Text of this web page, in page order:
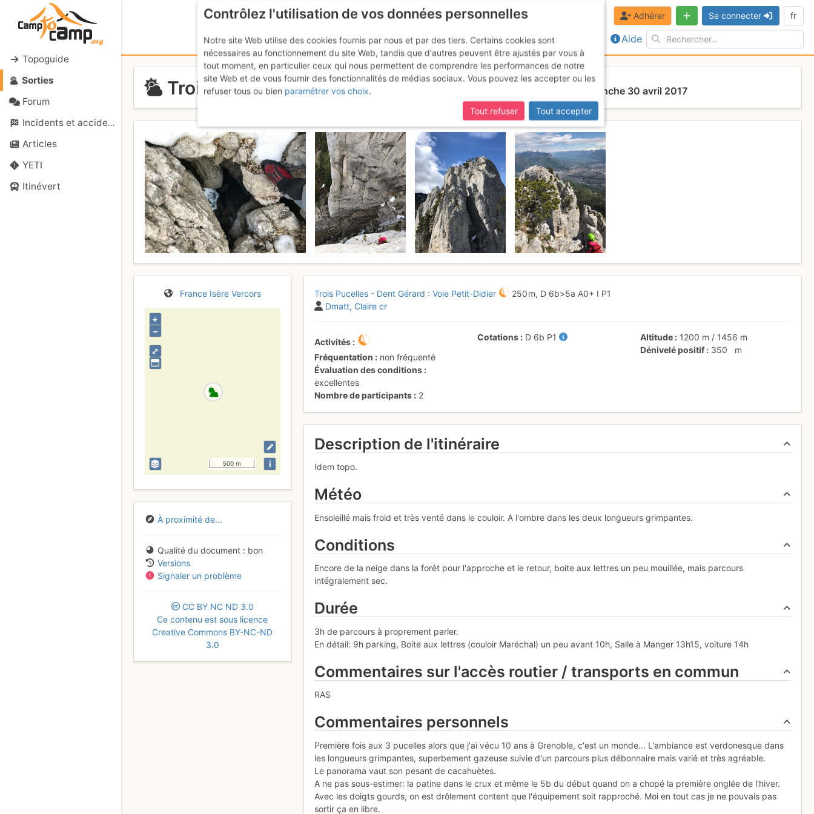
Topoguide
Sorties
Forum
Incidents et accidents
Articles
YETI
Itinévert
Aide
Adhérer Se connecter fr
Trois Pucelles : Dent Gérard - Voie Petit-Didier Dimanche 30 avril 2017
France Isère Vercors
⤢
+
–
500 m i
À proximité de...
Qualité du document
bon
Versions
Signaler un problème
CC BY NC ND 3.0
Ce contenu est sous licence
Creative Commons BY-NC-ND
3.0
Trois Pucelles - Dent Gérard : Voie Petit-Didier 250 m, D 6b>5a A0+ I P1
Dmatt Claire cr
Activités
Fréquentation
non fréquenté
Évaluation des conditions
excellentes
Nombre de participants
2
Cotations D 6b P1 Altitude 1200 m / 1456 m
Dénivelé positif
350 m
Description de l'itinéraire
Idem topo.
Météo
Ensoleillé mais froid et très venté dans le couloir. A l'ombre dans les deux longueurs grimpantes.
Conditions
Encore de la neige dans la forêt pour l'approche et le retour, boite aux lettres un peu mouillée, mais parcours
intégralement sec.
Durée
3h de parcours à proprement parler.
En détail: 9h parking, Boite aux lettres (couloir Maréchal) un peu avant 10h, Salle à Manger 13h15, voiture 14h
Commentaires sur l'accès routier / transports en commun
RAS
Commentaires personnels
Première fois aux 3 pucelles alors que j'ai vécu 10 ans à Grenoble, c'est un monde... L'ambiance est verdonesque dans
les longueurs grimpantes, superbement gazeuse suivie d'un parcours plus débonnaire mais varié et très agréable.
Le panorama vaut son pesant de cacahuètes.
A ne pas sous-estimer: la patine dans le crux et même le 5b du début quand on a chopé la première onglée de l'hiver.
Avec les doigts gourds, on est drôlement content que l'équipement soit rapproché. Moi en tout cas je ne pouvais pas
sortir ça en libre.
Contrôlez l'utilisation de vos données personnelles
Notre site Web utilise des cookies fournis par nous et par des tiers. Certains cookies sont
nécessaires au fonctionnement du site Web, tandis que d'autres peuvent être ajustés par vous à
tout moment, en particulier ceux qui nous permettent de comprendre les performances de notre
site Web et de vous fournir des fonctionnalités de médias sociaux. Vous pouvez les accepter ou les
refuser tous ou bien paramétrer vos choix.
Tout refuser
Tout accepter